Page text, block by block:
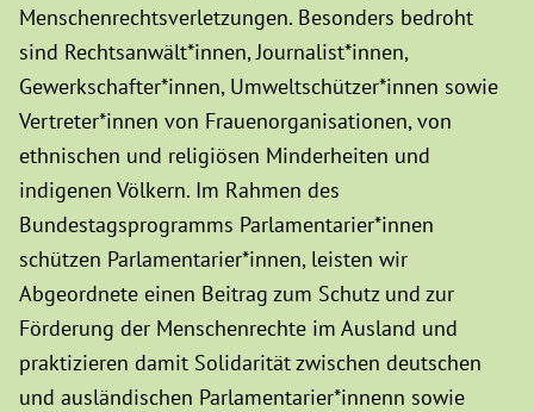
Menschenrechtsverletzungen. Besonders bedroht
sind Rechtsanwält*innen, Journalist*innen,
Gewerkschafter*innen, Umweltschützer*innen sowie
Vertreter*innen von Frauenorganisationen, von
ethnischen und religiösen Minderheiten und
indigenen Völkern. Im Rahmen des
Bundestagsprogramms Parlamentarier*innen
schützen Parlamentarier*innen, leisten wir
Abgeordnete einen Beitrag zum Schutz und zur
Förderung der Menschenrechte im Ausland und
praktizieren damit Solidarität zwischen deutschen
und ausländischen Parlamentarier*innenn sowie